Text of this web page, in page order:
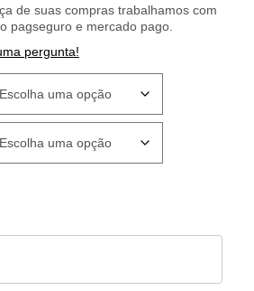
de suas compras trabalhamos com
pagseguro e mercado pago.
pergunta!